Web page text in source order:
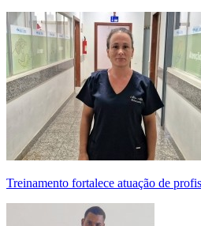
Treinamento fortalece atuação de